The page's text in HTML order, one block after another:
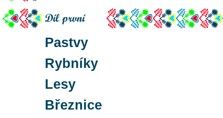
Pastvy
Rybníky
Lesy
Březnice